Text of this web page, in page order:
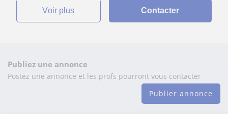
voir plus Contacter
Publiez une annonce
Postez une annonce et les profs pourront vous contacter
Publier annonce